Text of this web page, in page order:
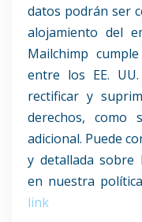
datos podrán ser
alojamiento del
Mailchimp
entre los EE. UU.
rectificar y
derechos, como
adicional. Puede
y detallada sobre
en nuestra
link